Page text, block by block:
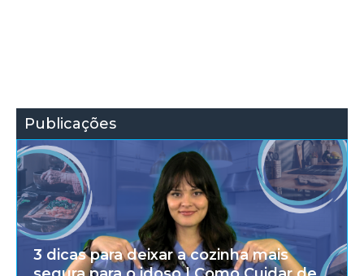
Publicações
3 dicas para deixar a cozinha mais